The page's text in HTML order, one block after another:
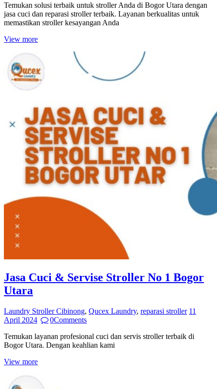
Temukan solusi terbaik untuk stroller Anda di Bogor Utara dengan
jasa cuci dan reparasi stroller terbaik. Layanan berkualitas untuk
memastikan stroller kesayangan Anda
View more
Jasa Cuci & Servise Stroller No 1 Bogor
Utara
Laundry Stroller Cibinong, Qucex Laundry, reparasi stroller 11
April 2024
0Comments
Temukan layanan profesional cuci dan servis stroller terbaik di
Bogor Utara. Dengan keahlian kami
View more